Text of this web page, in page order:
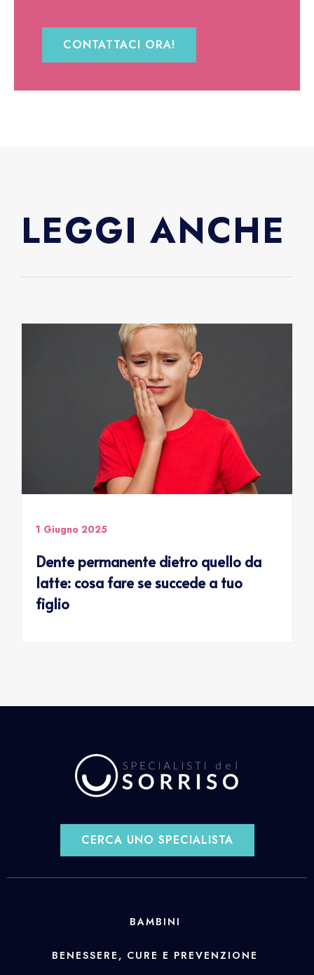
CONTATTACI ORA!
LEGGI ANCHE
1 Giugno 2025
Dente permanente dietro quello da
latte: cosa fare se succede a tuo
figlio
CERCA UNO SPECIALISTA
BAMBINI
BENESSERE, CURE E PREVENZIONE